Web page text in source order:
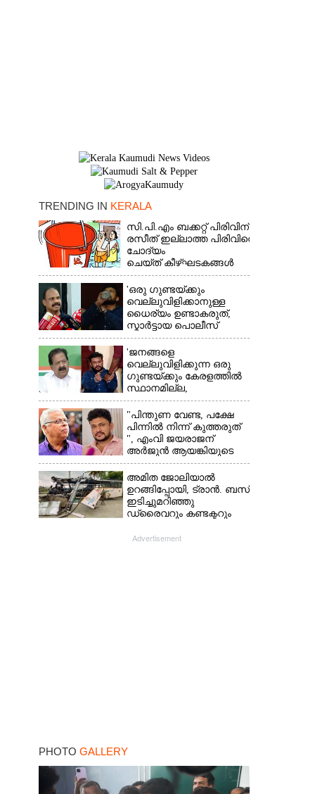
TRENDING IN KERALA
സി.പി.എം ബക്കറ്റ് പിരിവിന്:
രസീത് ഇല്ലാത്ത പിരിവിനെ
ചോദ്യം
ചെയ്ത് കീഴ്ഘടകങ്ങൾ
'ഒരു ഗുണ്ടയ്ക്കും
വെല്ലുവിളിക്കാനുള്ള
ധൈര്യം ഉണ്ടാകരുത്,
സ്മാർട്ടായ പൊലീസ്
കേരളത്തിലുണ്ട്':
എഡിജിപി പി വിജയൻ
'ജനങ്ങളെ
വെല്ലുവിളിക്കുന്ന ഒരു
ഗുണ്ടയ്ക്കും കേരളത്തിൽ
സ്ഥാനമില്ല,​
അവരെല്ലാം
പൊലീസിന്റെ
നിരീക്ഷണത്തിലാണ്'
"പിന്തുണ വേണ്ട,​ പക്ഷേ
പിന്നിൽ നിന്ന് കുത്തരുത്
", എംവി ജയരാജന്
അർജുൻ ആയങ്കിയുടെ
മറുപടി
അമിത ജോലിയാൽ
ഉറങ്ങിപ്പോയി, ട്രാൻ. ബസ്
ഇടിച്ചുമറിഞ്ഞു
ഡ്രൈവറും കണ്ടക്ടറും
-ബെംഗളൂരു
Advertisement
PHOTO GALLERY